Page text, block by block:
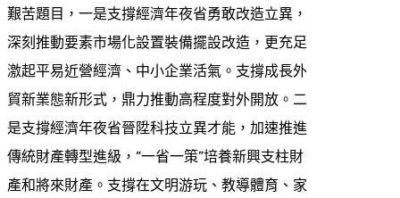
艱苦題目，一是支撐經濟年夜省勇敢改造立異，
深刻推動要素市場化設置裝備擺設改造，更充足
激起平易近營經濟、中小企業活氣。支撐成長外
貿新業態新形式，鼎力推動高程度對外開放。二
是支撐經濟年夜省晉陞科技立異才能，加速推進
傳統財產轉型進級，“一省一策”培養新興支柱財
產和將來財產。支撐在文明游玩、教導體育、家